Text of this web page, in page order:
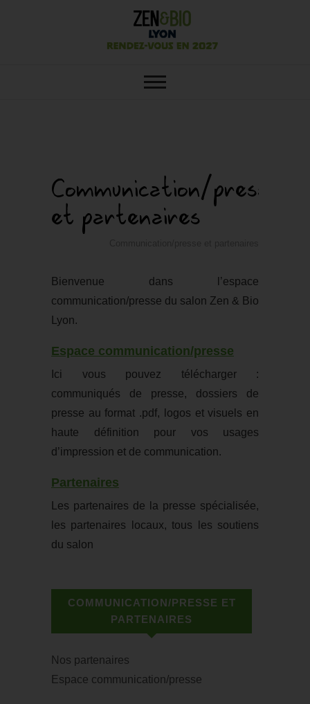
Salon Zen&Bio
SALON ÉCOLO, BIO, BIEN-ÊTRE
ET HABITAT SAIN
Communication/presse
et partenaires
Bienvenue dans l’espace
communication/presse du salon Zen & Bio
Lyon.
Espace communication/presse
Ici vous pouvez télécharger :
communiqués de presse, dossiers de
presse au format .pdf, logos et visuels en
haute définition pour vos usages
d’impression et de communication.
Partenaires
Les partenaires de la presse spécialisée,
les partenaires locaux, tous les soutiens
du salon
COMMUNICATION/PRESSE ET
PARTENAIRES
Nos partenaires
Espace communication/presse